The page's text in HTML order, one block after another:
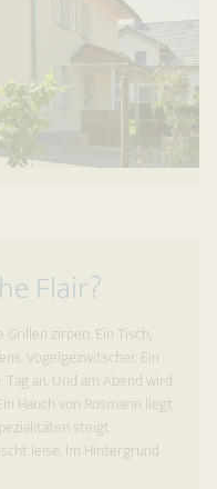
Flair?
zirpen. Ein Tisch,
Vogelgezwitscher. Ein
an. Und am Abend wird
Hauch von Rosmarin liegt
steigt
leise. Im Hintergrund